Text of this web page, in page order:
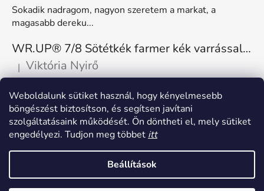
Weboldalunk sütiket használ, hogy kényelmesebb
böngészést biztosítson, és segítsen javítani
szolgáltatásaink működését. Ön döntheti el, mely sütiket
engedélyezi. Tudjon meg többet itt
Beállítások
Sokadik nadragom, nagyon szeretem a markat, a
magasabb dereku...
WR.UP® 7/8 Sötétkék farmer kék varrással, superskinny RE(MOVE) WRUP4RC002ORG, J0B
A termék értékelése 5-ből 5 csillag.
| Viktória Nyirő
Nagyon kényelmes, rugalmas. Méretnek megfelelő.